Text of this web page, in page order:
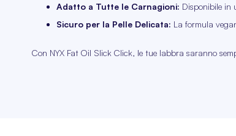
Adatto a Tutte le Carnagioni: Disponibile
Sicuro per la Pelle Delicata: La formula
Con NYX Fat Oil Slick Click, le tue labbra saranno